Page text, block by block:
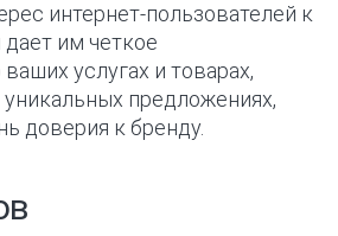
интернет-пользователей к
им четкое
услугах и товарах,
предложениях,
доверия к бренду.